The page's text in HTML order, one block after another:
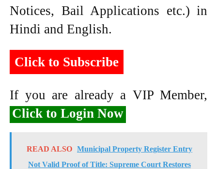
Notices, Bail Applications etc.) in
Hindi and English.
Click to Subscribe
If you are already a VIP Member,
Click to Login Now
READ ALSO Municipal Property Register Entry
Not Valid Proof of Title: Supreme Court Restores